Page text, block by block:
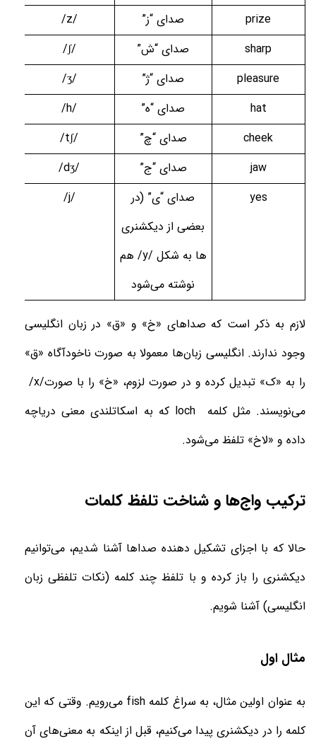
prize
صدای “ز”
/z/
sharp
صدای “ش”
/ʃ/
pleasure
صدای “ژ”
/ʒ/
hat
صدای “ه”
/h/
cheek
صدای “چ”
/tʃ/
jaw
صدای “ج”
/dʒ/
yes
صدای “ی” (در
بعضی از دیکشنری
ها به شکل /y/ هم
نوشته می‌شود
/j/
لازم به ذکر است که صداهای «خ» و «ق» در زبان انگلیسی
وجود ندارند. انگلیسی زبان‌ها معمولا به صورت ناخودآگاه «ق»
را به «ک» تبدیل کرده و در صورت لزوم، «خ» را با صورت/x/
می‌نویسند. مثل کلمه
lochکه به اسکاتلندی معنی دریاچه
داده و «لاخ» تلفظ می‌شود.
ترکیب واج‌ها و شناخت تلفظ کلمات
حالا که با اجزای تشکیل دهنده صداها آشنا شدیم، می‌توانیم
دیکشنری را باز کرده و با تلفظ‌ چند کلمه (نکات تلفظی زبان
انگلیسی) آشنا شویم.
مثال اول
به عنوان اولین مثال، به سراغ کلمه fishمی‌رویم. وقتی که این
کلمه را در دیکشنری پیدا می‌کنیم، قبل از اینکه به معنی‌های آن